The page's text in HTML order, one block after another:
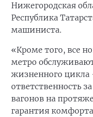
Нижегородская
Республика
машиниста.
«Кроме того, все
метро
жизненного цикла
ответственность
вагонов на
гарантия